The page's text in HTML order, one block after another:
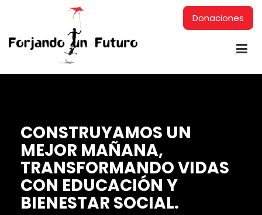
Donaciones
CONSTRUYAMOS UN
MEJOR MAÑANA,
TRANSFORMANDO VIDAS
CON EDUCACIÓN Y
BIENESTAR SOCIAL.